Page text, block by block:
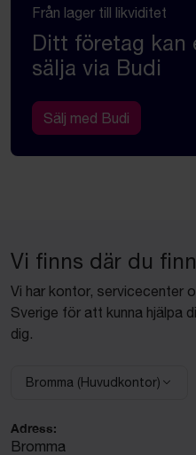
Från lager till likviditet
Ditt företag kan
sälja via Budi
Sälj med Budi
Vi finns där du
Vi har kontor, servicecenter
Sverige för att kunna hjälpa
dig.
Välj anläggning:
Bromma (Huvudkontor)
Adress:
Bromma